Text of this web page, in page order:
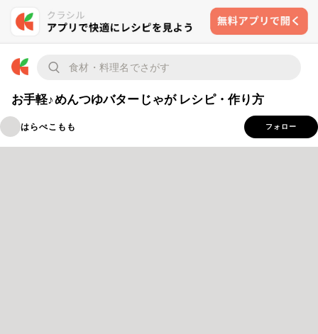
お手軽♪めんつゆバターじゃが レシピ・作り方
はらぺこもも フォロー